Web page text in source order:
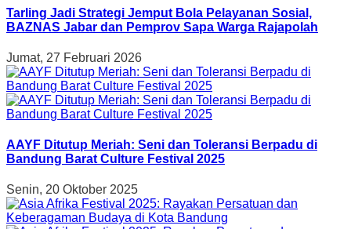
Tarling Jadi Strategi Jemput Bola Pelayanan Sosial,
BAZNAS Jabar dan Pemprov Sapa Warga Rajapolah
Jumat, 27 Februari 2026
AAYF Ditutup Meriah: Seni dan Toleransi Berpadu di
Bandung Barat Culture Festival 2025
Senin, 20 Oktober 2025